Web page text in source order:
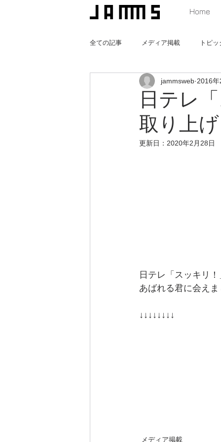
Home
全ての記事 メディア掲載 トピ
猫と暮らす家 みんなの遊び場つ
日テレ
取り上
jammsweb 2016
更新日： 2020年2月28日
日テレ「スッキリ
あばれる君に会え
↓↓↓↓↓↓↓↓
メディア掲載